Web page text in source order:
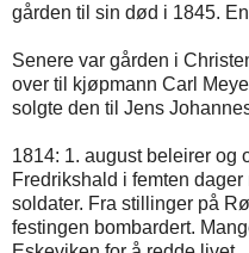
gården til sin død i 1845.
Senere var gården i
over til kjøpmann Carl
solgte den til Jens
1814: 1. august beleirer og
Fredrikshald i femten
soldater. Fra stillinger på
festingen bombardert.